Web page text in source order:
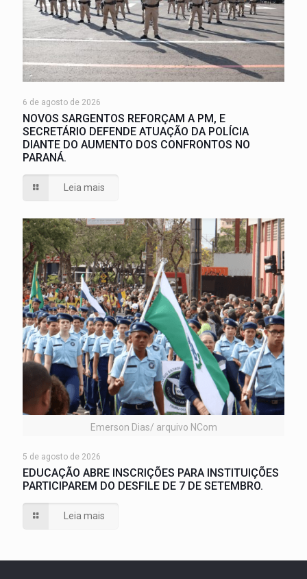
6 de agosto de 2026
NOVOS SARGENTOS REFORÇAM A PM, E
SECRETÁRIO DEFENDE ATUAÇÃO DA POLÍCIA
DIANTE DO AUMENTO DOS CONFRONTOS NO
PARANÁ.
Leia mais
Emerson Dias/ arquivo NCom
5 de agosto de 2026
EDUCAÇÃO ABRE INSCRIÇÕES PARA INSTITUIÇÕES
PARTICIPAREM DO DESFILE DE 7 DE SETEMBRO.
Leia mais